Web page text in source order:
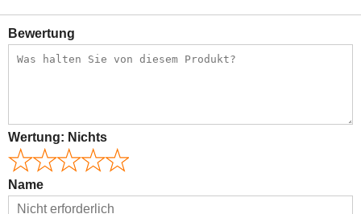
Bewertung
Wertung: Nichts
Name